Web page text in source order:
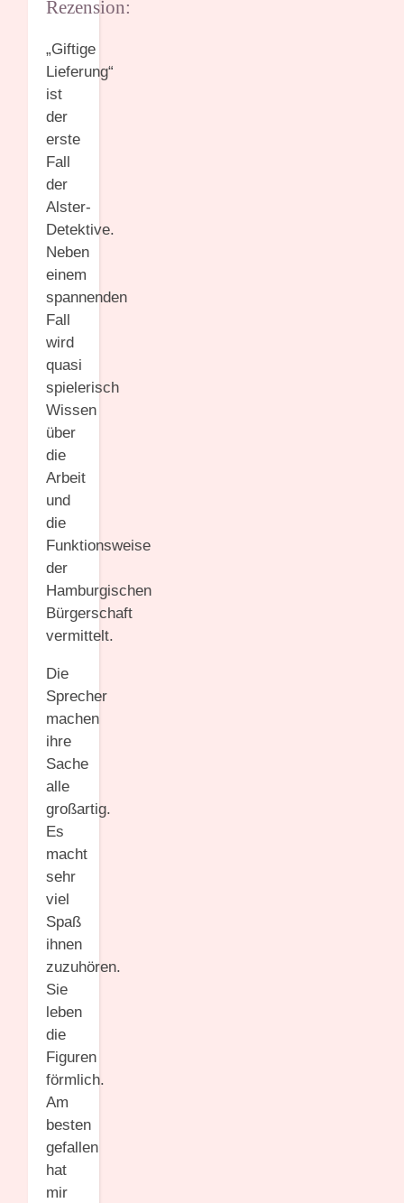
Rezension:
„Giftige
Lieferung“
ist
der
erste
Fall
der
Alster-
Detektive.
Neben
einem
spannenden
Fall
wird
quasi
spielerisch
Wissen
über
die
Arbeit
und
die
Funktionsweise
der
Hamburgischen
Bürgerschaft
vermittelt.
Die
Sprecher
machen
ihre
Sache
alle
großartig.
Es
macht
sehr
viel
Spaß
ihnen
zuzuhören.
Sie
leben
die
Figuren
förmlich.
Am
besten
gefallen
hat
mir